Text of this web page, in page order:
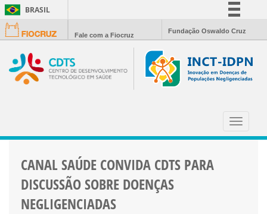
BRASIL
Simplifique!
Participe
Acesso à informação
Fale com a Fiocruz
Fundação Oswaldo Cruz
Toggle
CANAL SAÚDE CONVIDA CDTS PARA
DISCUSSÃO SOBRE DOENÇAS
NEGLIGENCIADAS